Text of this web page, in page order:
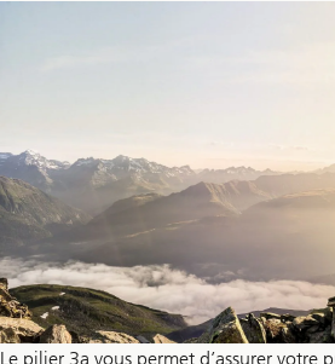
Le pilier 3a vous permet d’assurer votre